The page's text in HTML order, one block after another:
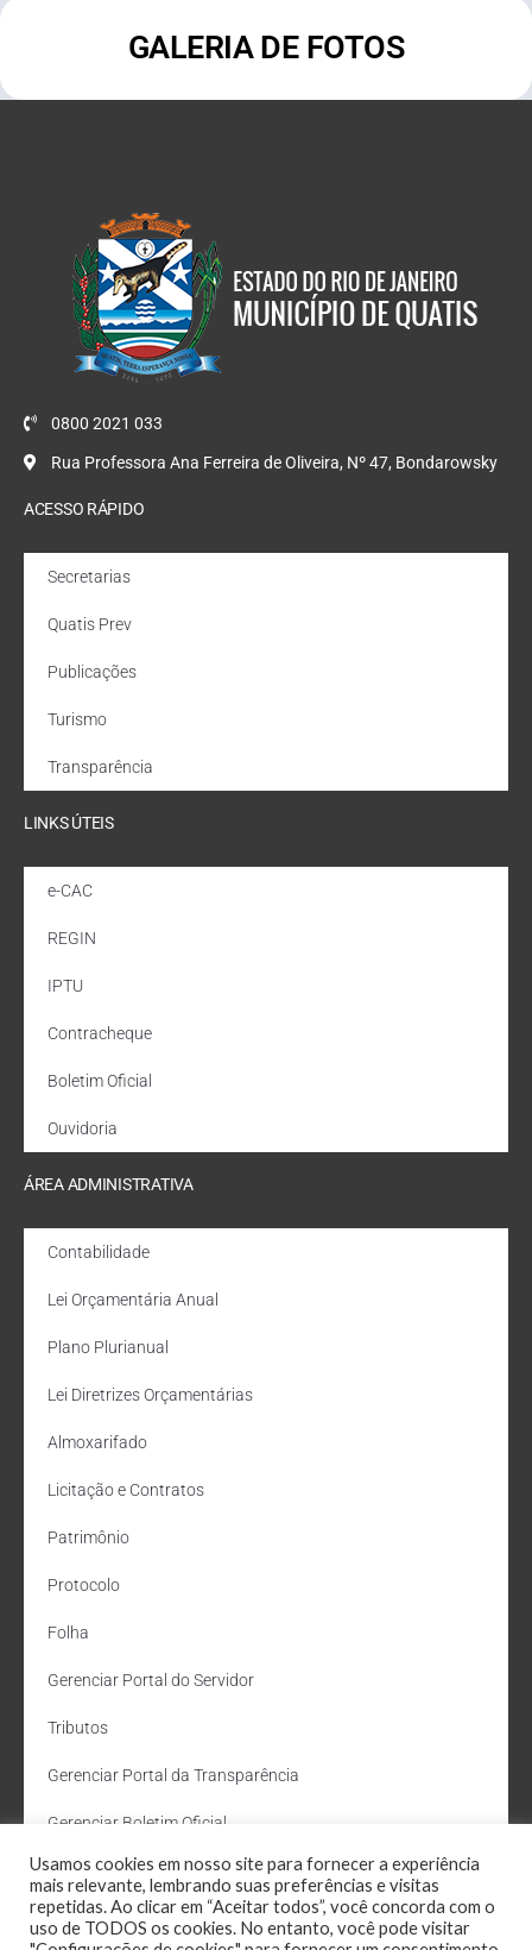
GALERIA DE FOTOS
0800 2021 033
Rua Professora Ana Ferreira de Oliveira, Nº 47, Bondarowsky
ACESSO RÁPIDO
Secretarias
Quatis Prev
Publicações
Turismo
Transparência
LINKS ÚTEIS
e-CAC
REGIN
IPTU
Contracheque
Boletim Oficial
Ouvidoria
ÁREA ADMINISTRATIVA
Contabilidade
Lei Orçamentária Anual
Plano Plurianual
Lei Diretrizes Orçamentárias
Almoxarifado
Licitação e Contratos
Patrimônio
Protocolo
Folha
Gerenciar Portal do Servidor
Tributos
Gerenciar Portal da Transparência
Gerenciar Boletim Oficial
Departamento de Água e Esgoto
Administração Site
Usamos cookies em nosso site para fornecer a experiência
mais relevante, lembrando suas preferências e visitas
repetidas. Ao clicar em “Aceitar todos”, você concorda com o
uso de TODOS os cookies. No entanto, você pode visitar